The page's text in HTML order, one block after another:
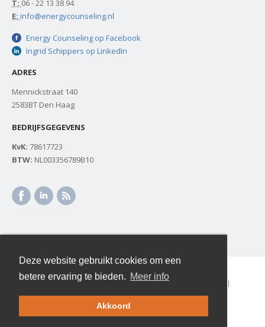
Deze website gebruikt cookies om een
betere ervaring te bieden. Meer info
Akkoord
T: 06 - 22 13 38 94
E: info@energycounseling.nl
Energy Counseling op Facebook
Ingrid Schippers op LinkedIn
ADRES
Mennickstraat 140
2583BT Den Haag
BEDRIJFSGEGEVENS
KvK: 78617723
BTW: NL003356789B10
© 2026 Energy Counseling is de praktijk van Ingrid Schippers |
Website doorRemco Kalf|Naar boven ↑